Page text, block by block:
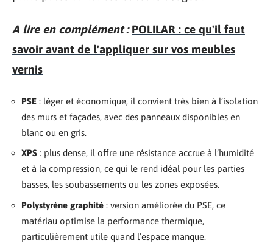
A lire en complément : POLILAR : ce qu'il faut
savoir avant de l'appliquer sur vos meubles
vernis
PSE : léger et économique, il convient très bien à l’isolation
des murs et façades, avec des panneaux disponibles en
blanc ou en gris.
XPS : plus dense, il offre une résistance accrue à l’humidité
et à la compression, ce qui le rend idéal pour les parties
basses, les soubassements ou les zones exposées.
Polystyrène graphité : version améliorée du PSE, ce
matériau optimise la performance thermique,
particulièrement utile quand l’espace manque.